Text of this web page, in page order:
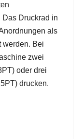
Druckrad in
als
werden. Bei
zwei
oder drei
drucken.